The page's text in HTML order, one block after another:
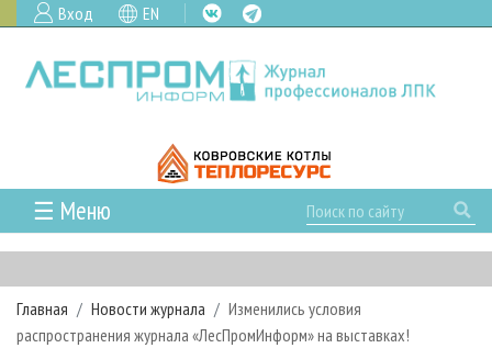
Вход EN
☰ Меню
ГЛАВНАЯ
РУБРИКИ И ТЕМЫ
РУБРИКИ ЖУРНАЛА
НОВОСТИ
Главная Новости журнала
Изменились условия
распространения журнала «ЛесПромИнформ» на выставках!